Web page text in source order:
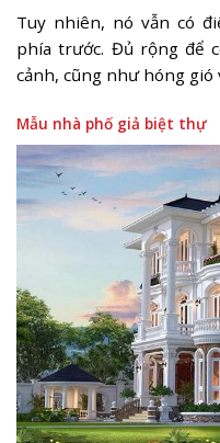
Tuy nhiên, nó vẫn có
phía trước. Đủ rộng để
cảnh, cũng như hóng
Mẫu nhà phố giả biệt thự